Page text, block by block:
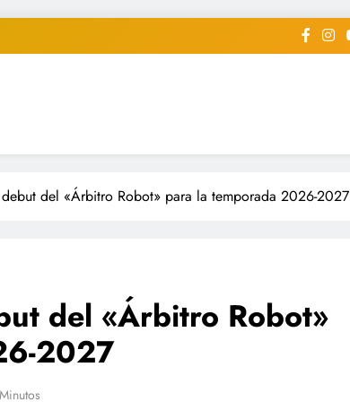
Deportivo Digital"
#deportealdiaperiodico
del «Árbitro Robot» para la temporada 2026-2027
del «Árbitro Robot»
2027